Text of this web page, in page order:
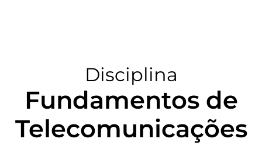
Disciplina
Fundamentos de
Telecomunicações